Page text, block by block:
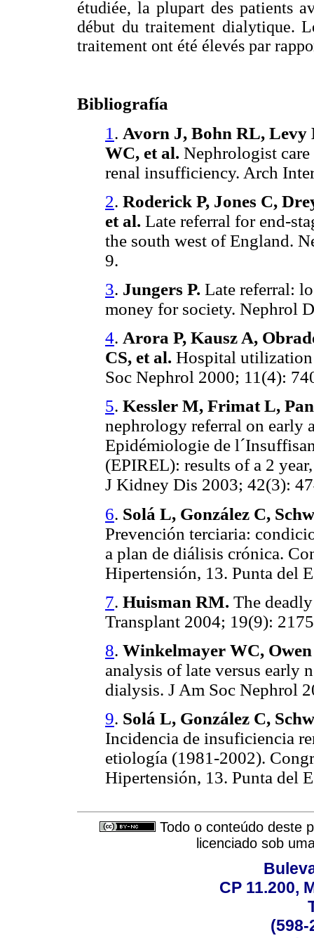
étudiée, la plupart des patients
début du traitement dialytique.
traitement ont été élevés par
Bibliografía
1 . Avorn J, Bohn RL, Levy
WC, et al. Nephrologist
renal insufficiency. Arch
2. Roderick P, Jones C,
et al. Late referral for end-
the south west of England.
9.
3. Jungers P. Late referral:
money for society. Nephrol
4. Arora P, Kausz A,
CS, et al. Hospital
Soc Nephrol 2000; 11(4):
5. Kessler M, Frimat L,
nephrology referral on early
Epidémiologie de
(EPIREL): results of a 2
J Kidney Dis 2003; 42(3):
6. Solá L, González C,
Prevención terciaria:
a plan de diálisis crónica.
Hipertensión, 13. Punta del
7. Huisman RM. The
Transplant 2004; 19(9):
8. Winkelmayer WC,
analysis of late versus early
dialysis. J Am Soc Nephrol
9. Solá L, González C,
Incidencia de insuficiencia
etiología (1981-2002).
Hipertensión, 13. Punta del
Todo o conteúdo deste
licenciado sob
CP 11.200,
(598-